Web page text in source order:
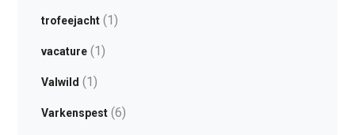
trofeejacht(1)
vacature(1)
Valwild (1)
Varkenspest(6)